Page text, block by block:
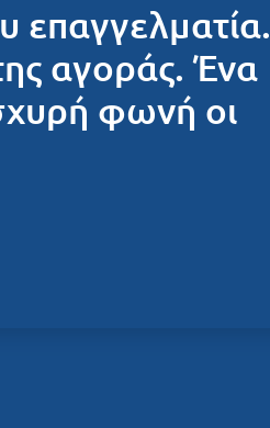
επαγγελματία.
αγοράς. Ένα
φωνή οι